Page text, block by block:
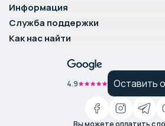
Информация
Служба поддержки
Как нас найти
4.9 Оставить